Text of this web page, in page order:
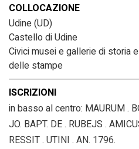
COLLOCAZIONE
Udine (UD)
Castello di Udine
Civici musei e gallerie di storia
delle stampe
ISCRIZIONI
in basso al centro: MAURUM .
JO. BAPT. DE . RUBEJS .
RESSIT . UTINI . AN. 1796.